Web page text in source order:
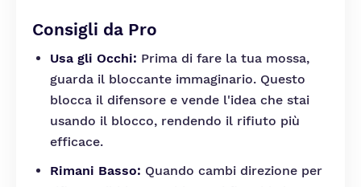
Consigli da Pro
Usa gli Occhi: Prima di fare la tua mossa,
guarda il bloccante immaginario. Questo
blocca il difensore e vende l'idea che stai
usando il blocco, rendendo il rifiuto più
efficace.
Rimani Basso: Quando cambi direzione per